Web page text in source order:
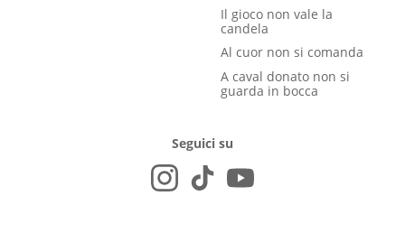
Il gioco non vale la
candela
Al cuor non si comanda
A caval donato non si
guarda in bocca
Seguici su